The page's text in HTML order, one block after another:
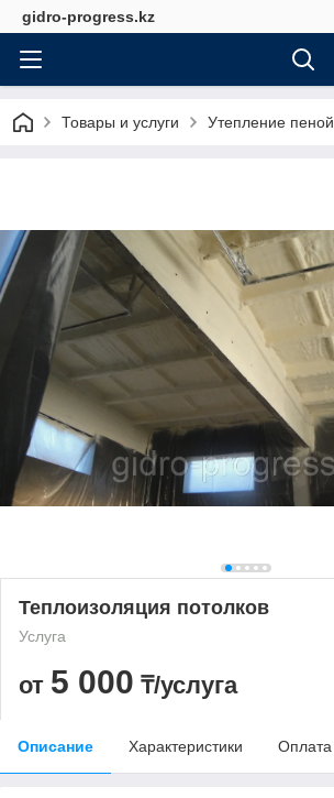
gidro-progress.kz
Товары и услуги Утепление пеной
Теплоизоляция потолков
Услуга
от 5 000 ₸/услуга
Описание Характеристики Оплата